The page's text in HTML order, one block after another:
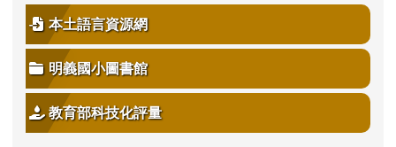
本土語言資源網
明義國小圖書館
教育部科技化評量